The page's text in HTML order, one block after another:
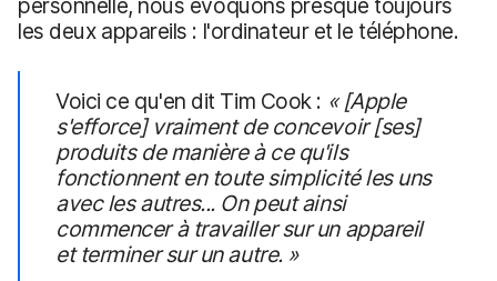
personnelle, nous évoquons presque toujours
les deux appareils : l'ordinateur et le téléphone.
Voici ce qu'en dit Tim Cook : « [Apple
s'efforce] vraiment de concevoir [ses]
produits de manière à ce qu'ils
fonctionnent en toute simplicité les uns
avec les autres... On peut ainsi
commencer à travailler sur un appareil
et terminer sur un autre. »